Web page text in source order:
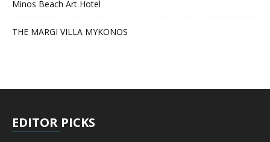
Minos Beach Art Hotel
THE MARGI VILLA MYKONOS
EDITOR PICKS